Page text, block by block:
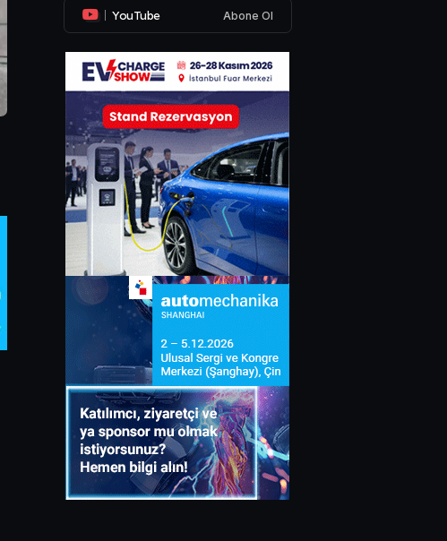
YouTube Abone Ol